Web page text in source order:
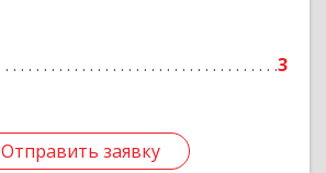
3
Отправить заявку
Отправить заявку